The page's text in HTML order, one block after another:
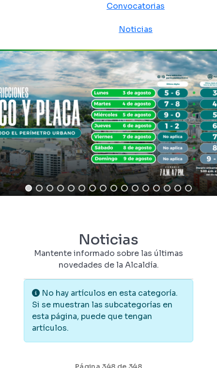
Convocatorias
Noticias
Noticias
Mantente informado sobre las últimas
novedades de la Alcaldía.
Información
No hay artículos en esta categoría.
Si se muestran las subcategorías en
esta página, puede que tengan
artículos.